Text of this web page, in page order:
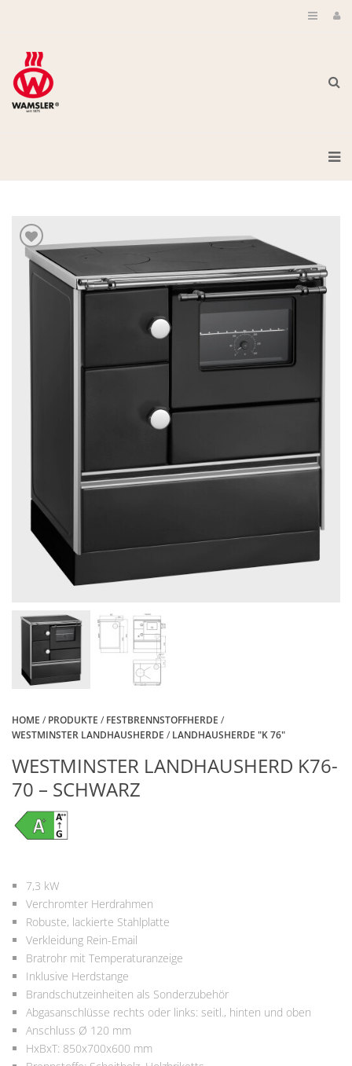
HOME / PRODUKTE / FESTBRENNSTOFFHERDE /
WESTMINSTER LANDHAUSHERDE / LANDHAUSHERDE "K 76"
WESTMINSTER LANDHAUSHERD K76-
70 – SCHWARZ
7,3 kW
Verchromter Herdrahmen
Robuste, lackierte Stahlplatte
Verkleidung Rein-Email
Bratrohr mit Temperaturanzeige
Inklusive Herdstange
Brandschutzeinheiten als Sonderzubehör
Abgasanschlüsse rechts oder links: seitl., hinten und oben
Anschluss Ø 120 mm
HxBxT: 850x700x600 mm